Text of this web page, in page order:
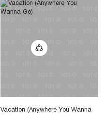
Vacation (Anywhere You Wanna